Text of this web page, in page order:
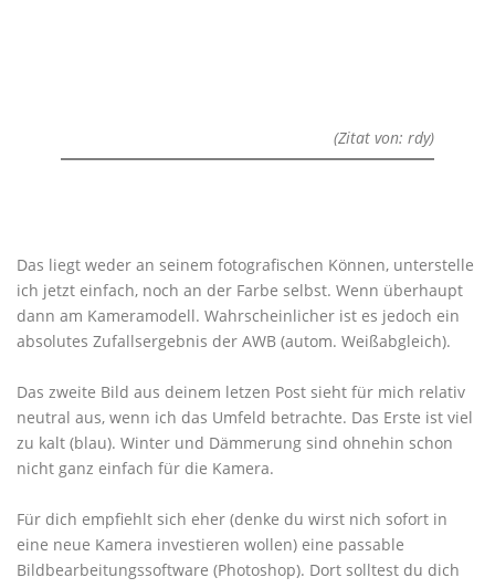
(Zitat von: rdy)
Das liegt weder an seinem fotografischen Können, unterstelle
ich jetzt einfach, noch an der Farbe selbst. Wenn überhaupt
dann am Kameramodell. Wahrscheinlicher ist es jedoch ein
absolutes Zufallsergebnis der AWB (autom. Weißabgleich).
Das zweite Bild aus deinem letzen Post sieht für mich relativ
neutral aus, wenn ich das Umfeld betrachte. Das Erste ist viel
zu kalt (blau). Winter und Dämmerung sind ohnehin schon
nicht ganz einfach für die Kamera.
Für dich empfiehlt sich eher (denke du wirst nich sofort in
eine neue Kamera investieren wollen) eine passable
Bildbearbeitungssoftware (Photoshop). Dort solltest du dich